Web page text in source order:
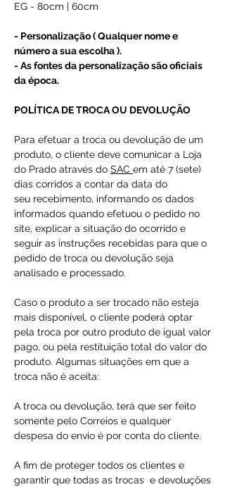
EG - 80cm | 60cm
- Personalização ( Qualquer nome e
número a sua escolha ).
- As fontes da personalização são oficiais
da época.
POLÍTICA DE TROCA OU DEVOLUÇÃO
Para efetuar a troca ou devolução de um
produto, o cliente deve comunicar a Loja
do Prado através do SAC em até 7 (sete)
dias corridos a contar da data do
seu recebimento, informando os dados
informados quando efetuou o pedido no
site, explicar a situação do ocorrido e
seguir as instruções recebidas para que o
pedido de troca ou devolução seja
analisado e processado.
Caso o produto a ser trocado não esteja
mais disponível, o cliente poderá optar
pela troca por outro produto de igual valor
pago, ou pela restituição total do valor do
produto. Algumas situações em que a
troca não é aceita:
A troca ou devolução, terá que ser feito
somente pelo Correios e qualquer
despesa do envio é por conta do cliente.
A fim de proteger todos os clientes e
garantir que todas as trocas e devoluções